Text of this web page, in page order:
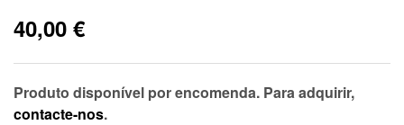
40,00 €
Produto disponível por encomenda. Para adquirir,
contacte-nos.